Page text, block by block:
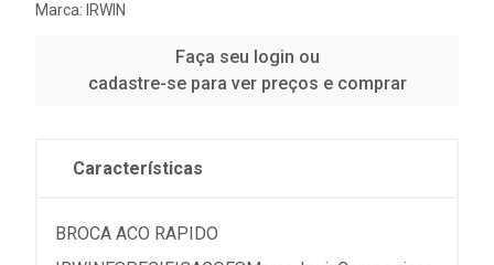
Marca: IRWIN
Faça seu login ou
cadastre-se para ver preços e comprar
Características
BROCA ACO RAPIDO